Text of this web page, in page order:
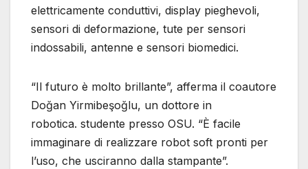
elettricamente conduttivi, display pieghevoli,
sensori di deformazione, tute per sensori
indossabili, antenne e sensori biomedici.
“Il futuro è molto brillante”, afferma il coautore
Doğan Yirmibeşoğlu, un dottore in
robotica. studente presso OSU. “È facile
immaginare di realizzare robot soft pronti per
l’uso, che usciranno dalla stampante”.